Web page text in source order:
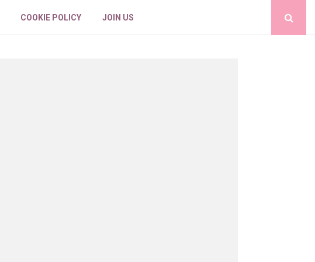
COOKIE POLICY JOIN US